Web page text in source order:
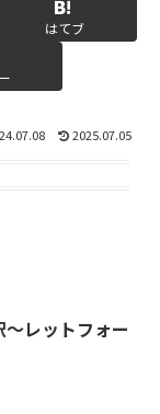
はてブ
2025.07.05
レットフォー